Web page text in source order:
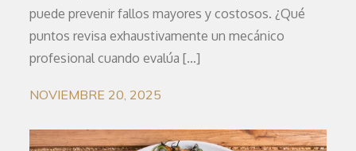
puede prevenir fallos mayores y costosos. ¿Qué
puntos revisa exhaustivamente un mecánico
profesional cuando evalúa […]
NOVIEMBRE 20, 2025